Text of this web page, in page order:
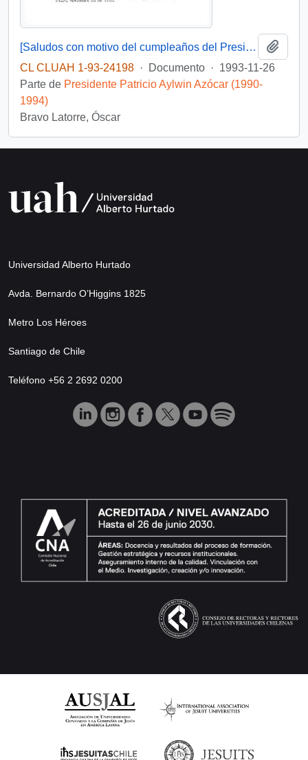
[Saludos con motivo del cumpleaños del Presidente]
CL CLUAH 1-93-24198 · Documento · 1993-11-26
Parte de Presidente Patricio Aylwin Azócar (1990-
1994)
Bravo Latorre, Óscar
Universidad Alberto Hurtado
Avda. Bernardo O’Higgins 1825
Metro Los Héroes
Santiago de Chile
Teléfono +56 2 2692 0200